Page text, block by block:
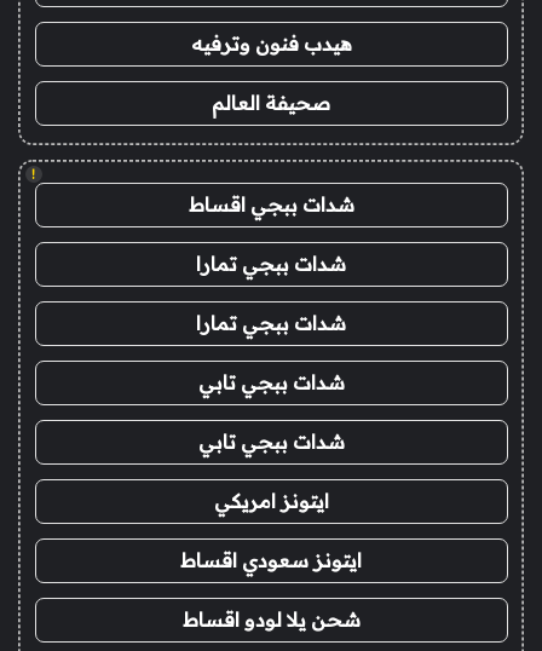
هيدب فنون وترفيه
صحيفة العالم
!
شدات ببجي اقساط
شدات ببجي تمارا
شدات ببجي تمارا
شدات ببجي تابي
شدات ببجي تابي
ايتونز امريكي
ايتونز سعودي اقساط
شحن يلا لودو اقساط